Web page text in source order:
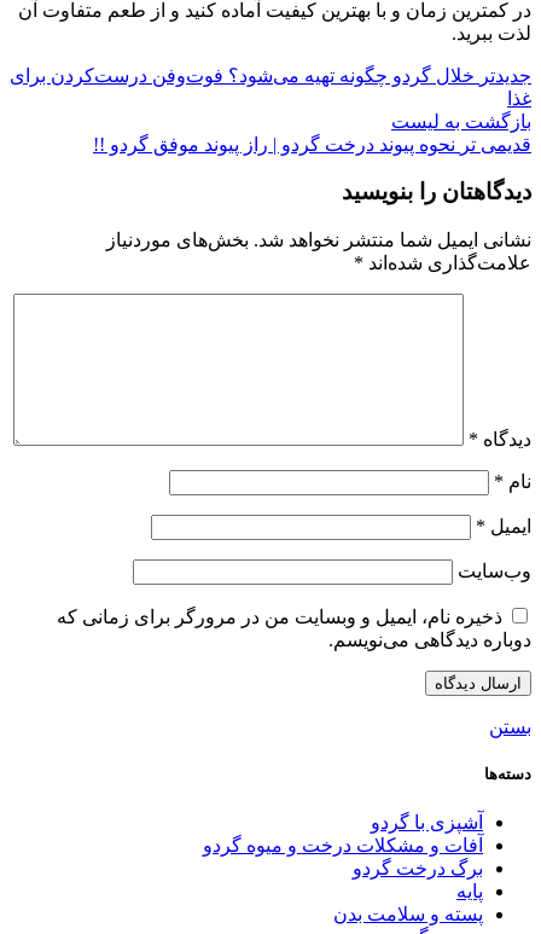
در کمترین زمان و با بهترین کیفیت آماده کنید و از طعم متفاوت آن
لذت ببرید.
جدیدتر خلال گردو چگونه تهیه می‌شود؟ فوت‌وفن درست‌کردن برای
غذا
بازگشت به لیست
قدیمی تر نحوه پیوند درخت گردو | راز پیوند موفق گردو !!
دیدگاهتان را بنویسید
نشانی ایمیل شما منتشر نخواهد شد. بخش‌های موردنیاز
علامت‌گذاری شده‌اند *
دیدگاه *
نام *
ایمیل *
وب‌سایت
ذخیره نام، ایمیل و وبسایت من در مرورگر برای زمانی که
دوباره دیدگاهی می‌نویسم.
بستن
دسته‌ها
آشپزی با گردو
آفات و مشکلات درخت و میوه گردو
برگ درخت گردو
پایه
پسته و سلامت بدن